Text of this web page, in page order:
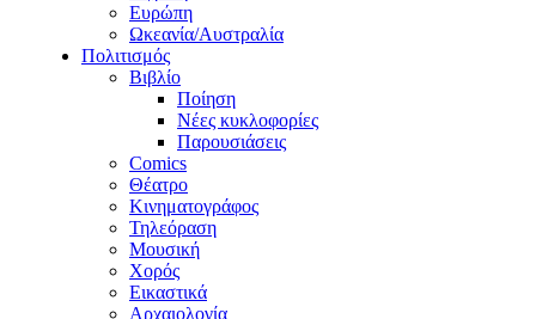
Ευρώπη
Ωκεανία/Αυστραλία
Πολιτισμός
Βιβλίο
Ποίηση
Νέες κυκλοφορίες
Παρουσιάσεις
Comics
Θέατρο
Κινηματογράφος
Τηλεόραση
Μουσική
Χορός
Εικαστικά
Αρχαιολογία